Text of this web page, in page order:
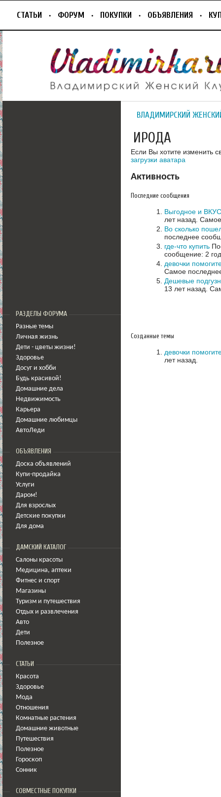
СТАТЬИ ФОРУМ ПОКУПКИ ОБЪЯВЛЕНИЯ
РАЗДЕЛЫ ФОРУМА
Разные темы
Личная жизнь
Дети - цветы жизни!
Здоровье
Досуг и хобби
Будь красивой!
Домашние дела
Недвижимость
Карьера
Домашние любимцы
АвтоЛеди
ОБЪЯВЛЕНИЯ
Доска объявлений
Купи-продайка
Услуги
Даром!
Для взрослых
Детские покупки
Для дома
ДАМСКИЙ КАТАЛОГ
Салоны красоты
Медицина, аптеки
Фитнес и спорт
Магазины
Туризм и путешествия
Отдых и развлечения
Авто
Дети
Полезное
СТАТЬИ
Красота
Здоровье
Мода
Отношения
Комнатные растения
Домашние животные
Путешествия
Полезное
Гороскоп
Сонник
СОВМЕСТНЫЕ ПОКУПКИ
ВЛАДИМИРСКИЙ
ИРОДА
Если Вы хотите изменить
загрузки аватара
Активность
Последние сообщения
Выгодное и
лет назад.
Во сколько
последнее
где-что купить
сообщение: 2
девочки
Самое
Дешевые
13 лет назад.
Созданные темы
девочки
лет назад.